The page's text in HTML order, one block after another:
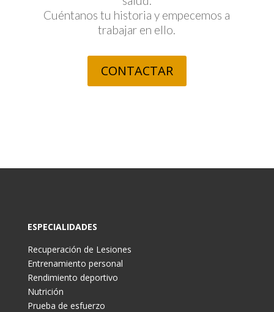
Cuéntanos tu historia y empecemos a
trabajar en ello.
CONTACTAR
ESPECIALIDADES
Recuperación de Lesiones
Entrenamiento personal
Rendimiento deportivo
Nutrición
Prueba de esfuerzo